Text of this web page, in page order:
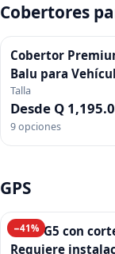
Cobertores
Cobertor
Balu para
Talla
Desde Q
9opciones
GPS
−41%
GPS TG5 con
Requiere